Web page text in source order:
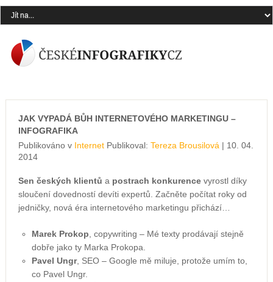
JAK VYPADÁ BŮH INTERNETOVÉHO MARKETINGU –
INFOGRAFIKA
Publikováno v InternetPublikoval: Tereza Brousilová | 10. 04.
2014
Sen českých klientů a postrach konkurencevyrostl díky
sloučení dovedností devíti expertů. Začněte počítat roky od
jedničky, nová éra internetového marketingu přichází…
Marek Prokop , copywriting – Mé texty prodávají stejně
dobře jako ty Marka Prokopa.
Pavel Ungr, SEO – Google mě miluje, protože umím to,
co Pavel Ungr.